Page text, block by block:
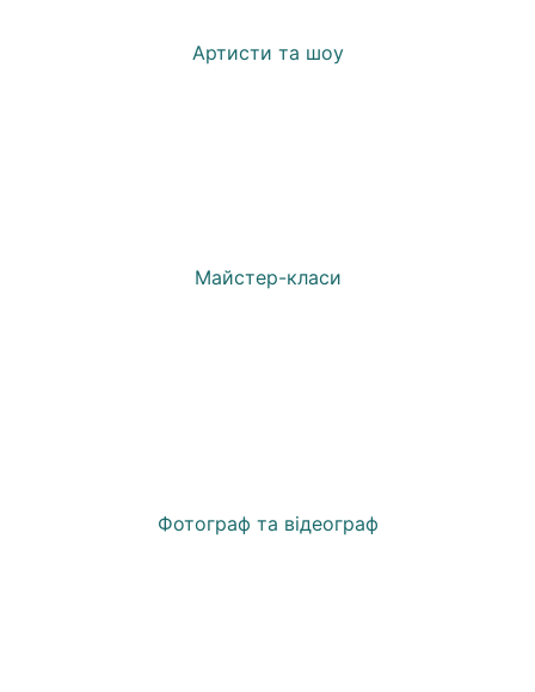
Артисти та шоу
Майстер-класи
Фотограф та відеограф